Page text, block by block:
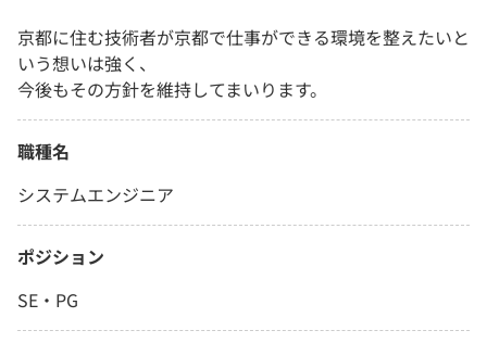
京都に住む技術者が京都で仕事ができる環境を整えたいと
いう想いは強く、
今後もその方針を維持してまいります。
職種名
システムエンジニア
ポジション
SE・PG